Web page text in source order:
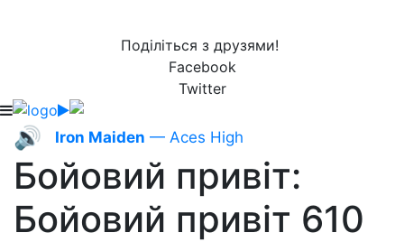
Поділіться з друзями!
Facebook
Twitter
🔊 Iron Maiden — Aces High
Бойовий привіт:
Бойовий привіт 610